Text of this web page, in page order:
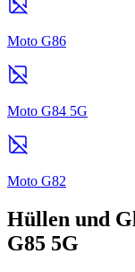
Moto G86
Moto G84 5G
Moto G82
Hüllen und
G85 5G